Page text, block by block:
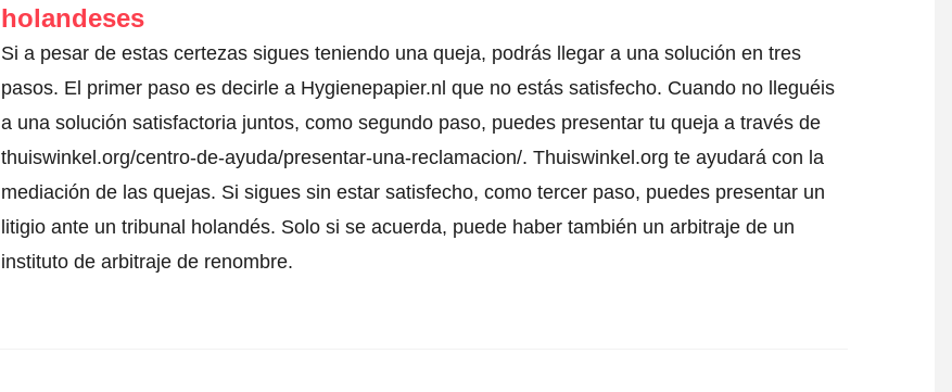
holandeses
Si a pesar de estas certezas sigues teniendo una queja, podrás llegar a una solución en tres
pasos. El primer paso es decirle a Hygienepapier.nl que no estás satisfecho. Cuando no lleguéis
a una solución satisfactoria juntos, como segundo paso, puedes presentar tu queja a través de
thuiswinkel.org/centro-de-ayuda/presentar-una-reclamacion/. Thuiswinkel.org te ayudará con la
mediación de las quejas. Si sigues sin estar satisfecho, como tercer paso, puedes presentar un
litigio ante un tribunal holandés. Solo si se acuerda, puede haber también un arbitraje de un
instituto de arbitraje de renombre.